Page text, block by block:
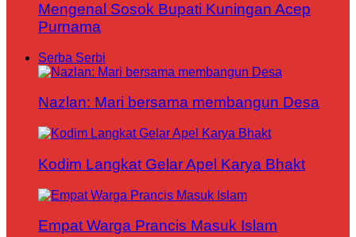
Mengenal Sosok Bupati Kuningan Acep
Purnama
Serba Serbi
Nazlan: Mari bersama membangun Desa
Kodim Langkat Gelar Apel Karya Bhakt
Empat Warga Prancis Masuk Islam